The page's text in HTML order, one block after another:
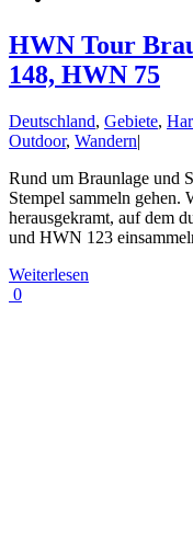
HWN Tour
148, HWN 75
Deutschland, Gebiete,
Outdoor, Wandern|
Rund um Braunlage und
Stempel sammeln
herausgekramt, auf dem
und HWN 123
Weiterlesen
0